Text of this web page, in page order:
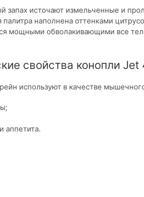
запах источают измельченные и
палитра наполнена оттенками
мощными обволакивающими все
свойства конопли Jet
используют в качестве
аппетита.